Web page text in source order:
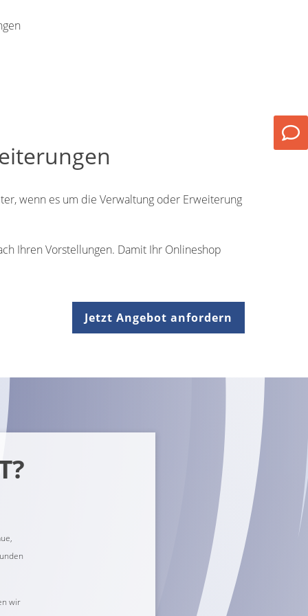
wenn es um die Verwaltung oder Erweiterung
Ihren Vorstellungen. Damit Ihr Onlineshop
Jetzt Angebot anfordern
wir